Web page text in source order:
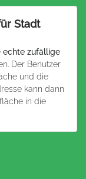
Stadt
echte zufällige
Der Benutzer
und die
kann dann
in die